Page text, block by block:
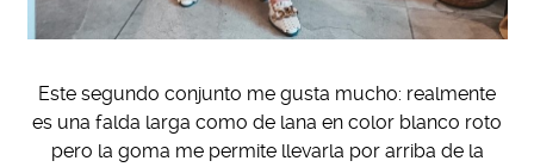
Este segundo conjunto me gusta mucho: realmente
es una falda larga como de lana en color blanco roto
pero la goma me permite llevarla por arriba de la